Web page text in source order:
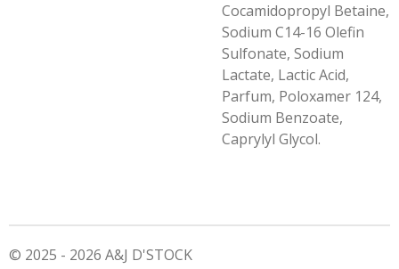
Cocamidopropyl Betaine,
Sodium C14-16 Olefin
Sulfonate, Sodium
Lactate, Lactic Acid,
Parfum, Poloxamer 124,
Sodium Benzoate,
Caprylyl Glycol.
© 2025 - 2026 A&J D'STOCK